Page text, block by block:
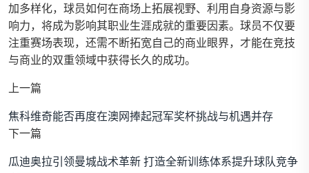
加多样化，球员如何在商场上拓展视野、利用自身资源与影
响力，将成为影响其职业生涯成就的重要因素。球员不仅要
注重赛场表现，还需不断拓宽自己的商业眼界，才能在竞技
与商业的双重领域中获得长久的成功。
上一篇
焦科维奇能否再度在澳网捧起冠军奖杯挑战与机遇并存
下一篇
瓜迪奥拉引领曼城战术革新 打造全新训练体系提升球队竞争